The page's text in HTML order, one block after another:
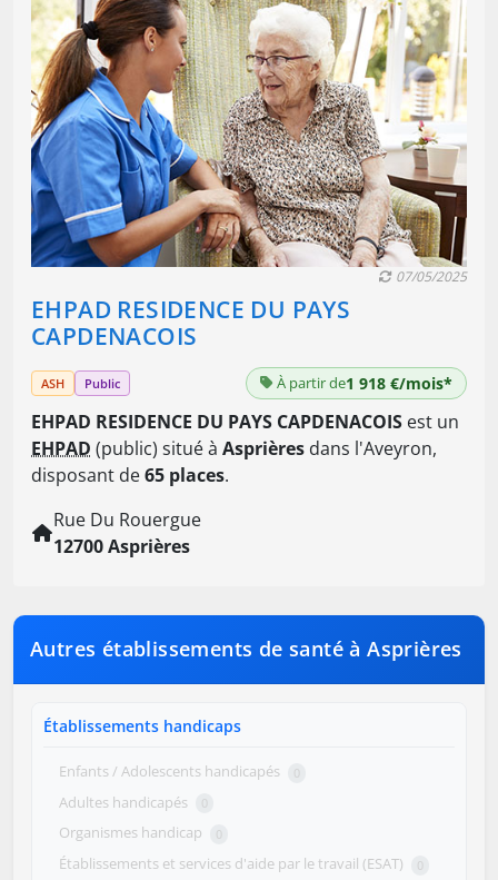
EHPAD RESIDENCE DU PAYS
CAPDENACOIS
07/05/2025
ASH Public À partir de1 918 €/mois*
EHPAD RESIDENCE DU PAYS CAPDENACOIS est un
EHPAD (public) situé à Asprières dans l'Aveyron,
disposant de65 places.
Rue Du Rouergue
12700 Asprières
Autres établissements de santé à Asprières
Établissements handicaps
Enfants / Adolescents handicapés 0
Adultes handicapés 0
Organismes handicap 0
Établissements et services d'aide par le travail (ESAT) 0